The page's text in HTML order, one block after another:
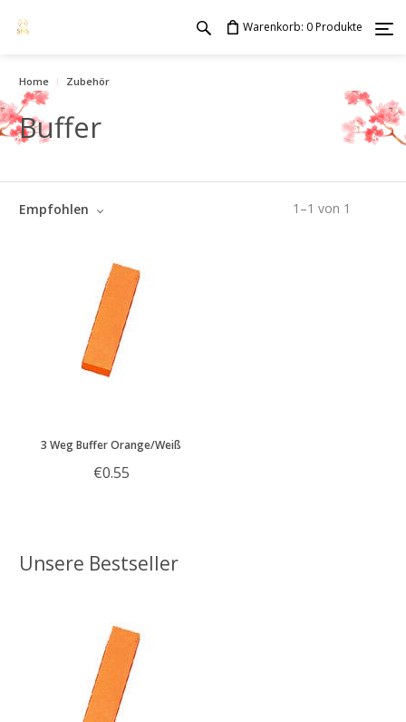
Warenkorb: 0Produkte
Home Zubehör
Buffer
1 –1 von 1
Empfohlen
3 Weg Buffer Orange/Weiß
€0.55
Unsere Bestseller